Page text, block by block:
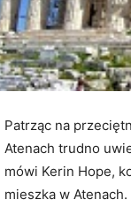
Patrząc na
Atenach trudno
mówi Kerin Hope,
mieszka w Atenach.